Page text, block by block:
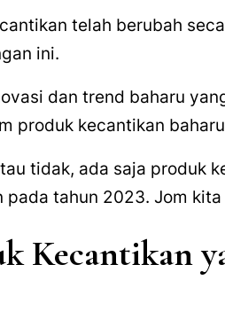
telah berubah
ini.
dan trend baharu
produk kecantikan
tidak, ada saja produk
pada tahun 2023. Jom
Kecantikan